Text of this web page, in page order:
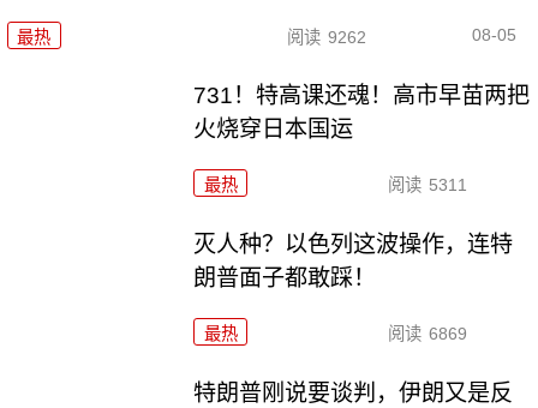
最热 阅读 9262 08-05
731！特高课还魂！高市早苗两把
火烧穿日本国运
最热 阅读 5311
灭人种？以色列这波操作，连特
朗普面子都敢踩！
最热 阅读 6869
特朗普刚说要谈判，伊朗又是反